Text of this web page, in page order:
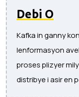
Debi O
Kafka in ganny
lenformasyon
proses plizyer
distribye i asir en